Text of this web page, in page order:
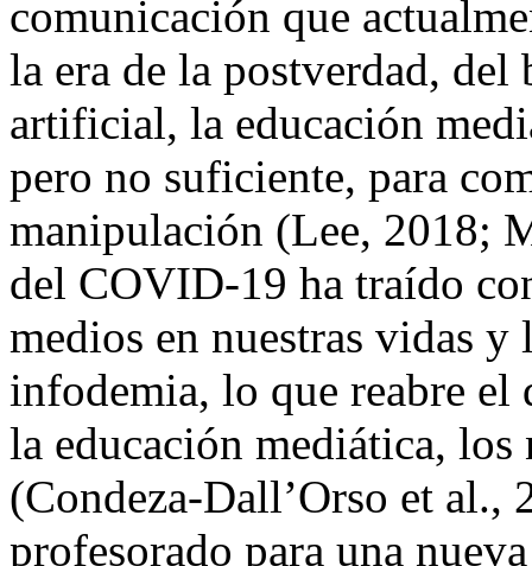
comunicación que
la era de la postverdad,
artificial, la educación
pero no suficiente, para
manipulación (Lee, 2018;
del COVID-19 ha traído
medios en nuestras vidas
infodemia, lo que reabre el
la educación mediática, los
(Condeza-Dall’Orso et
profesorado para una